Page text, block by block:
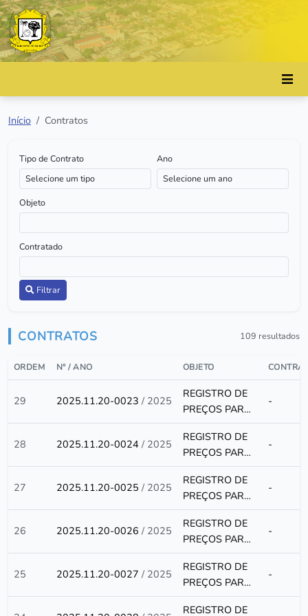
Início Contratos
Tipo de Contrato Ano
Objeto
Contratado
Filtrar
CONTRATOS 109 resultados
ORDEM Nº / ANO OBJETO
29 2025.11.20-0023 / 2025
REGISTRO DE
PREÇOS PARA
AQUISIÇÃO DE
MATERIAL DE
COPA E
COZINHA,
PARA ATENDER
NECESSIDADES
DA
PREFEITURA,
SECRETARIAS E
FUNDOS DO
MUNICÍPIO DE
-
28 2025.11.20-0024 / 2025
REGISTRO DE
PREÇOS PARA
AQUISIÇÃO DE
MATERIAL DE
COPA E
COZINHA,
PARA ATENDER
NECESSIDADES
DA
PREFEITURA,
SECRETARIAS E
-
27 2025.11.20-0025 / 2025
REGISTRO DE
PREÇOS PARA
AQUISIÇÃO DE
MATERIAL DE
COPA E
COZINHA,
PARA ATENDER
NECESSIDADES
-
26 2025.11.20-0026 / 2025
REGISTRO DE
PREÇOS PARA
AQUISIÇÃO DE
MATERIAL DE
COPA E
COZINHA,
-
25 2025.11.20-0027 / 2025
REGISTRO DE
PREÇOS PARA
AQUISIÇÃO DE
-
REGISTRO DE